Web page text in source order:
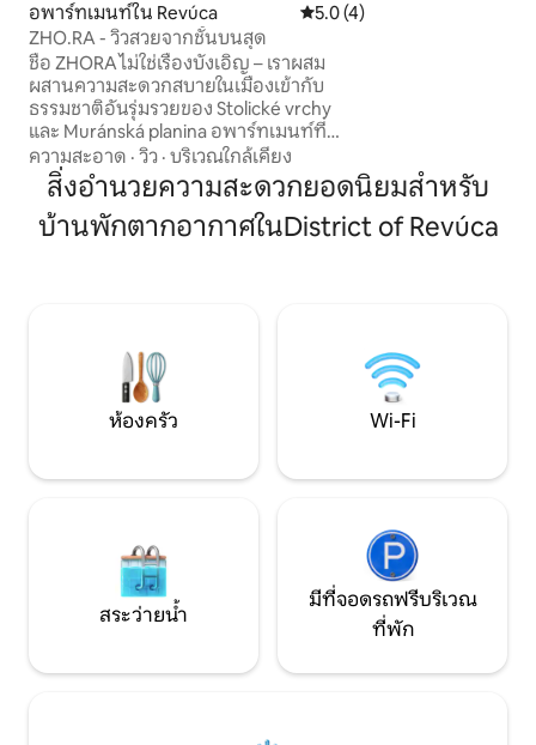
อพาร์ทเมนท์ใน Revúca คะแนนเฉลี่ย 5.0 จาก 5, 4 รีวิว
5.0 (4)
ZHO.RA - วิวสวยจากชั้นบนสุด
ชื่อ ZHORA ไม่ใช่เรื่องบังเอิญ – เราผสม
ผสานความสะดวกสบายในเมืองเข้ากับ
ธรรมชาติอันรุ่มรวยของ Stolické vrchy
และ Muránská planina อพาร์ทเมนท์ที่
สว่างและกว้างขวางสำหรับ 7 คน มีระเบียง
เครื่องชงกาแฟ เตียงเด็ก เหมาะสำหรับ
ครอบครัว นักท่องเที่ยว นักวิ่ง นักปั่น
จักรยาน หรือคนที่ทำงานจากที่บ้าน สัมผัส
เทพนิยาย หรือม้าที่เกือบจะเป็นป่าบน
Veľká lúka รางวัลหวานจะเป็นขนมปัง
Murán ที่มีชื่อเสียง!
ความสะอาด · วิว · บริเวณใกล้เคียง
สิ่งอำนวยความสะดวกยอดนิยมสำหรับ
บ้านพักตากอากาศในDistrict of Revúca
ห้องครัว Wi-Fi
สระว่ายน้ำ
มีที่จอดรถฟรีบริเวณ
ที่พัก